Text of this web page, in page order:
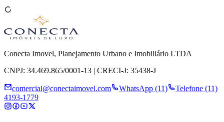
Conecta Imovel, Planejamento Urbano e Imobiliário LTDA
CNPJ: 34.469.865/0001-13 | CRECI-J: 35438-J
comercial@conectaimovel.com WhatsApp (11)
Telefone (11)
4193-1779